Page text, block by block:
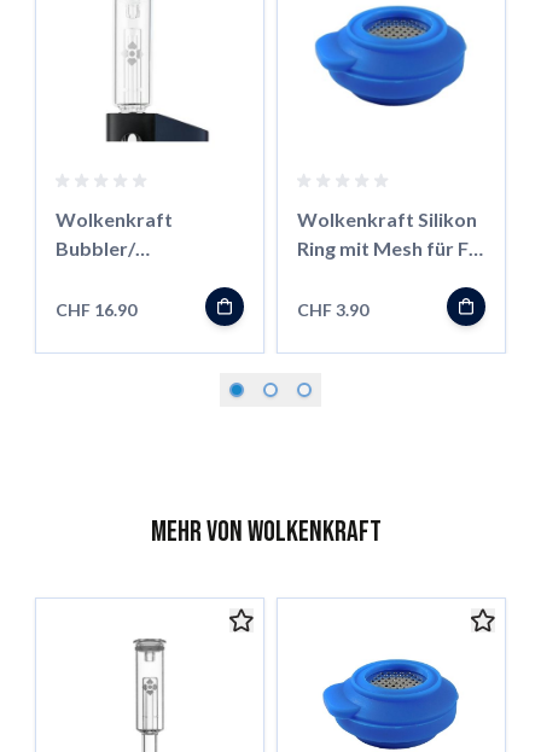
Wolkenkraft
Bubbler/
Mini
CHF 16.90
Wolkenkraft Silikon
Ring mit Mesh für FX
CHF 3.90
Mehr von Wolkenkraft